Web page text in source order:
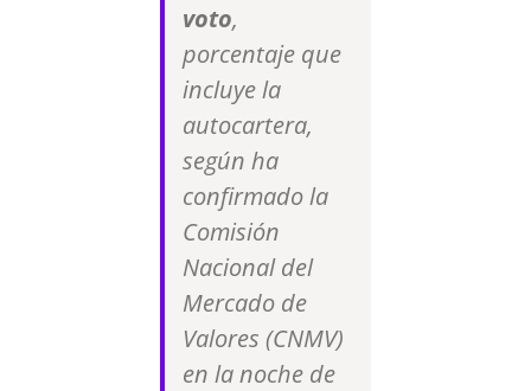
voto,
porcentaje que
incluye la
autocartera,
según ha
confirmado la
Comisión
Nacional del
Mercado de
Valores (CNMV)
en la noche de